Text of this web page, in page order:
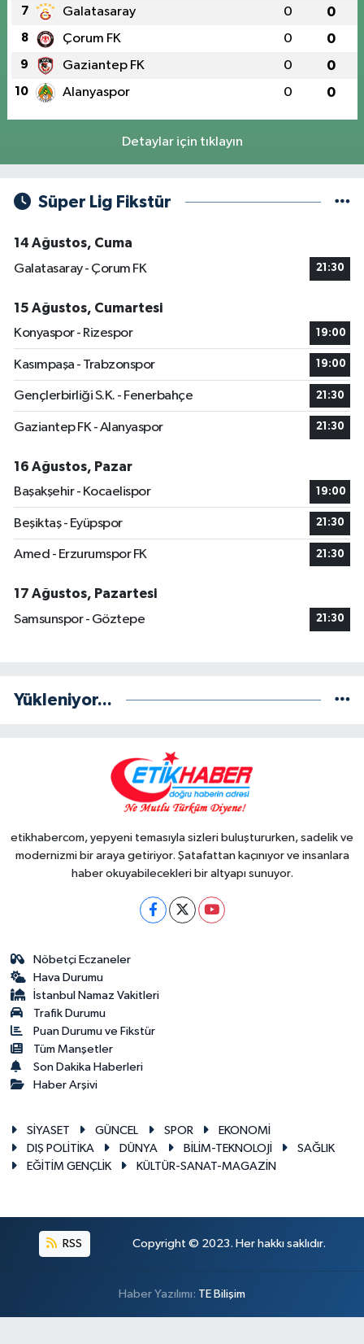
7 Galatasaray 0 0
8 Çorum FK 0 0
9 Gaziantep FK 0 0
10 Alanyaspor 0 0
Detaylar için tıklayın
Süper Lig Fikstür
14 Ağustos, Cuma
Galatasaray - Çorum FK
21:30
15 Ağustos, Cumartesi
Konyaspor - Rizespor
19:00
Kasımpaşa - Trabzonspor 19:00
Gençlerbirliği S.K. - Fenerbahçe 21:30
Gaziantep FK - Alanyaspor 21:30
16 Ağustos, Pazar
Başakşehir - Kocaelispor
19:00
Beşiktaş - Eyüpspor 21:30
Amed - Erzurumspor FK 21:30
17 Ağustos, Pazartesi
Samsunspor - Göztepe
21:30
Yükleniyor...
etikhabercom, yepyeni temasıyla sizleri buluştururken, sadelik ve
modernizmi bir araya getiriyor. Şatafattan kaçınıyor ve insanlara
haber okuyabilecekleri bir altyapı sunuyor.
Nöbetçi Eczaneler
Hava Durumu
İstanbul Namaz Vakitleri
Trafik Durumu
Puan Durumu ve Fikstür
Tüm Manşetler
Son Dakika Haberleri
Haber Arşivi
SİYASET GÜNCEL SPOR
EKONOMİ
DIŞ POLİTİKA
DÜNYA BİLİM-TEKNOLOJİ
SAĞLIK
EĞİTİM GENÇLİK
KÜLTÜR-SANAT-MAGAZİN
RSS Copyright © 2023. Her hakkı saklıdır.
Haber Yazılımı: TE Bilişim